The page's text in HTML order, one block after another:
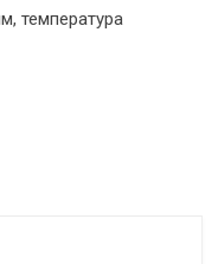
температура